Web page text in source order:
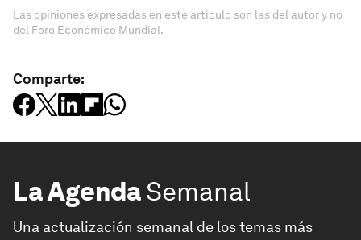
Las opiniones expresadas en este artículo son las del autor y no
del Foro Económico Mundial.
Comparte:
La AgendaSemanal
Una actualización semanal de los temas más